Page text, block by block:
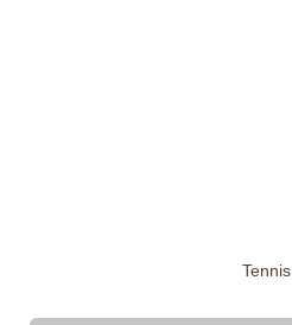
Tennis